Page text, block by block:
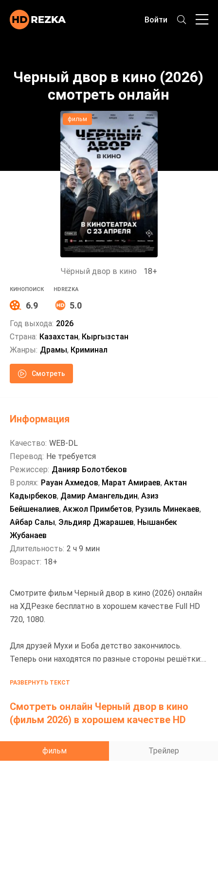
Войти
Черный двор в кино (2026)
смотреть онлайн
фильм
Чёрный двор в кино 18+
КИНОПОИСК
6.9
HDREZKA
5.0
Год выхода: 2026
Страна: Казахстан, Кыргызстан
Жанры: Драмы, Криминал
Смотреть
Смотрите фильм Черный двор в кино (2026) онлайн
на ХДРезке бесплатно в хорошем качестве Full HD
720, 1080.
Для друзей Мухи и Боба детство закончилось.
Теперь они находятся по разные стороны решётки:
его прикрывать. Парням предстоит сделать
от этого зависит, кто из них выйдет на свободу,
а кто останется пленником прошлого.
РАЗВЕРНУТЬ ТЕКСТ
Смотреть онлайн Черный двор в кино
(фильм 2026) в хорошем качестве HD
фильм Трейлер
Информация
Качество: WEB-DL
Перевод: Не требуется
Режиссер: Данияр Болотбеков
В ролях: Рауан Ахмедов, Марат Амираев, Актан
Кадырбеков, Дамир Амангельдин, Азиз
Бейшеналиев, Акжол Примбетов, Рузиль Минекаев,
Айбар Салы, Эльдияр Джарашев, Нышанбек
Жубанаев
Длительность: 2 ч 9 мин
Возраст: 18+